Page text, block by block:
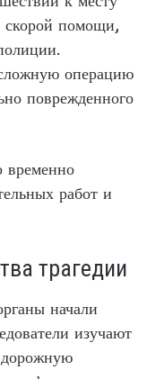
скорой помощи,
операцию
поврежденного
временно
работ и
трагедии
начали
изучают
дорожную